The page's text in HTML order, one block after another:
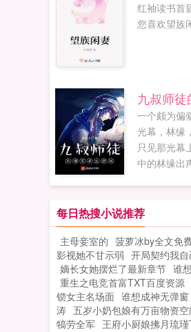
红袖读书首
您喜欢望族
九叔师
一个颇为偏
光幕，林缘
只见那光幕
中的林缘出
第三个世界
知道自家师
现在这种情
诸天求生游
每日热搜小说推荐
主母妾室的 菠萝冰by全文免
影视她不甘示弱 开局契约我自
嫡长女她摆烂了最新章节 谁
重生之电竞首富TXT百度资源
锁女主名场面 谁想成神无弹窗
涛 五岁小奶包娘有万亩物资空
犒劳全军 王府小厨娘拂月琉